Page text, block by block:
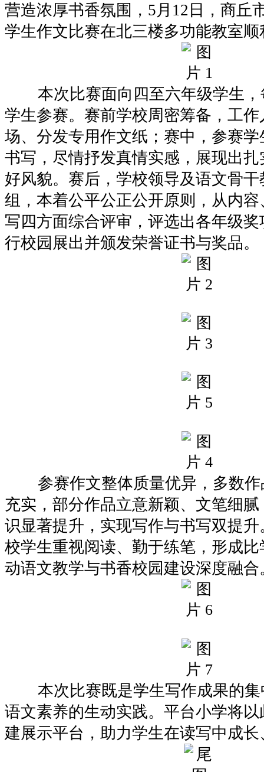
营造浓厚书香氛围，5月12日，商丘
学生作文比赛在北三楼多功能教室顺
本次比赛面向四至六年级学生
学生参赛。赛前学校周密筹备，工
场、分发专用作文纸；赛中，参赛
书写，尽情抒发真情实感，展现出
好风貌。赛后，学校领导及语文骨
组，本着公平公正公开原则，从内
写四方面综合评审，评选出各年级
行校园展出并颁发荣誉证书与奖品。
参赛作文整体质量优异，多数
充实，部分作品立意新颖、文笔细
识显著提升，实现写作与书写双提
校学生重视阅读、勤于练笔，形成
动语文教学与书香校园建设深度融合
本次比赛既是学生写作成果的
语文素养的生动实践。平台小学将
建展示平台，助力学生在读写中成